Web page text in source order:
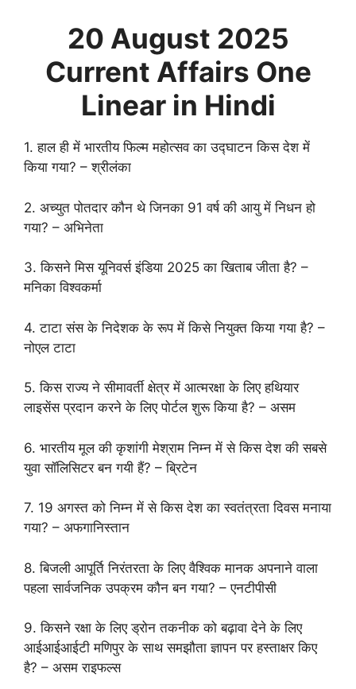
20 August 2025
Current Affairs One
Linear in Hindi
1. हाल ही में भारतीय फिल्म महोत्सव का उद्घाटन किस देश में
किया गया? – श्रीलंका
2. अच्युत पोतदार कौन थे जिनका 91 वर्ष की आयु में निधन हो
गया? – अभिनेता
3. किसने मिस यूनिवर्स इंडिया 2025 का खिताब जीता है? –
मनिका विश्वकर्मा
4. टाटा संस के निदेशक के रूप में किसे नियुक्त किया गया है? –
नोएल टाटा
5. किस राज्य ने सीमावर्ती क्षेत्र में आत्मरक्षा के लिए हथियार
लाइसेंस प्रदान करने के लिए पोर्टल शुरू किया है? – असम
6. भारतीय मूल की कृशांगी मेश्राम निम्न में से किस देश की सबसे
युवा सॉलिसिटर बन गयी हैं? – ब्रिटेन
7. 19 अगस्त को निम्न में से किस देश का स्वतंत्रता दिवस मनाया
गया? – अफगानिस्तान
8. बिजली आपूर्ति निरंतरता के लिए वैश्विक मानक अपनाने वाला
पहला सार्वजनिक उपक्रम कौन बन गया? – एनटीपीसी
9. किसने रक्षा के लिए ड्रोन तकनीक को बढ़ावा देने के लिए
आईआईआईटी मणिपुर के साथ समझौता ज्ञापन पर हस्ताक्षर किए
है? – असम राइफल्स